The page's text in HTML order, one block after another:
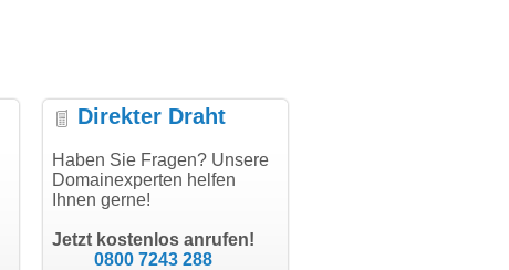
"Super Abwicklung, vielen
modern software GbR
Landau an der Isar
"Vielen Dank für den
Direkter Draht
Haben Sie Fragen? Unsere
Domainexperten helfen
Ihnen gerne!
Jetzt kostenlos anrufen!
0800 7243 288